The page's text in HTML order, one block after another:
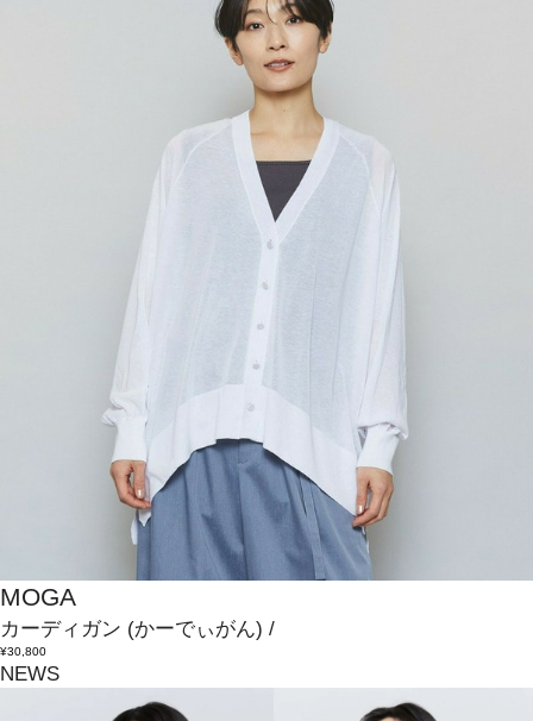
MOGA
カーディガン (かーでぃがん) /
¥30,800
NEWS